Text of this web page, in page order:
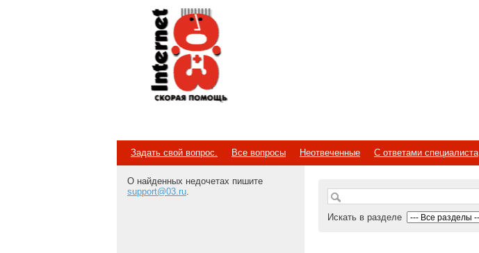
Internet
Скорая помощь
Задать свой вопрос. Все вопросы Неотвеченные С ответами специалиста
О найденных недочетах пишите
support@03.ru.
Искать в разделе